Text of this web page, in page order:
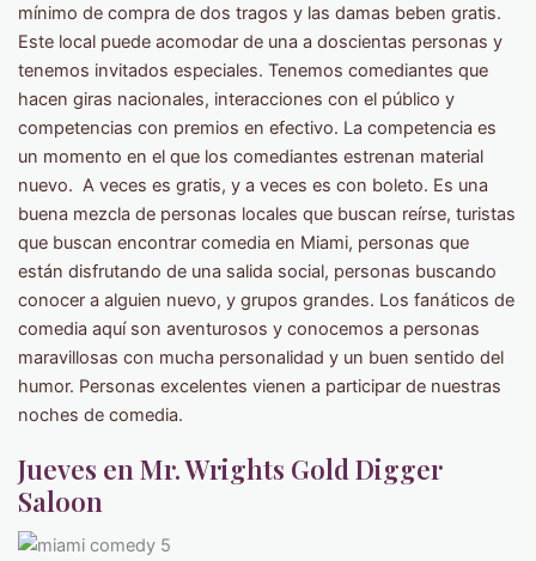
mínimo de compra de dos tragos y las damas beben gratis.
Este local puede acomodar de una a doscientas personas y
tenemos invitados especiales. Tenemos comediantes que
hacen giras nacionales, interacciones con el público y
competencias con premios en efectivo. La competencia es
un momento en el que los comediantes estrenan material
nuevo. A veces es gratis, y a veces es con boleto. Es una
buena mezcla de personas locales que buscan reírse, turistas
que buscan encontrar comedia en Miami, personas que
están disfrutando de una salida social, personas buscando
conocer a alguien nuevo, y grupos grandes. Los fanáticos de
comedia aquí son aventurosos y conocemos a personas
maravillosas con mucha personalidad y un buen sentido del
humor. Personas excelentes vienen a participar de nuestras
noches de comedia.
Jueves en Mr. Wrights Gold Digger
Saloon